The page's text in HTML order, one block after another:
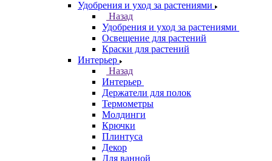
Удобрения и уход за растениями
Назад
Удобрения и уход за растениями
Освещение для растений
Краски для растений
Интерьер
Назад
Интерьер
Держатели для полок
Термометры
Молдинги
Крючки
Плинтуса
Декор
Для ванной